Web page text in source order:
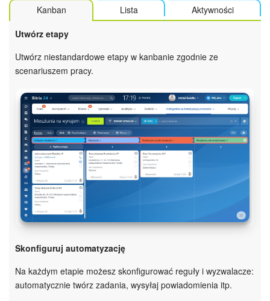
Kanban Lista
Aktywności
Utwórz etapy
Utwórz niestandardowe etapy w kanbanie zgodnie ze
scenariuszem pracy.
Skonfiguruj automatyzację
Na każdym etapie możesz skonfigurować reguły i wyzwalacze:
automatycznie twórz zadania, wysyłaj powiadomienia itp.